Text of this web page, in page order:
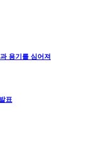
용기를 심어져
표